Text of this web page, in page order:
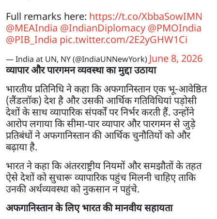
Full remarks here: https://t.co/XbbaSowIMN
@MEAIndia @IndianDiplomacy @PMOIndia
@PIB_India pic.twitter.com/2E2yGHW1Ci
— India at UN, NY (@IndiaUNNewYork) June 8, 2026
व्यापार और पारगमन व्यवस्था का मुद्दा उठाया
भारतीय प्रतिनिधि ने कहा कि अफगानिस्तान एक भू-आवेष्ठित
(लैंडलॉक) देश है और उसकी आर्थिक गतिविधियां पड़ोसी
देशों के साथ व्यापारिक संपर्कों पर निर्भर करती हैं. उन्होंने
आरोप लगाया कि सीमा-पार व्यापार और पारगमन से जुड़े
प्रतिबंधों ने अफगानिस्तान की आर्थिक चुनौतियों को और
बढ़ाया है.
भारत ने कहा कि अंतरराष्ट्रीय नियमों और समझौतों के तहत
ऐसे देशों को सुचारू व्यापारिक पहुंच मिलनी चाहिए ताकि
उनकी अर्थव्यवस्था को नुकसान न पहुंचे.
अफगानिस्तान के लिए भारत की मानवीय सहायता